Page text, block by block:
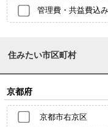
管理費・共益費込み
住みたい市区町村
京都府
京都市右京区